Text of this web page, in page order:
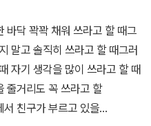
고 옆집 개 돌콩이와 결혼을
리나 잃은 적이 있는 복실이는
고, 스스로 땅을 파서 새끼를
그림을 그리기 어려워진다. 그
다그치지만, 연록은 아버지처
다. 우리 아이들이 책읽기를 싫
생각해보아야 할 것같다. 아이
주던 할아버지 할머니처럼 우
하기보다는, 엄마의 숨소리를
마나 가슴에 오래 남는지 떠
스스로 책을 찾고 책을 읽게 될
닥 꽉꽉 채워 쓰라고 할 때그
말고 솔직히 쓰라고 할 때그러
자기 생각을 많이 쓰라고 할 때
줄거리도 꼭 쓰라고 할
부르고 있을